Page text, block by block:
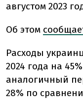
августом 2023
Об этом
Расходы
2024 года на
аналогичный
28% по